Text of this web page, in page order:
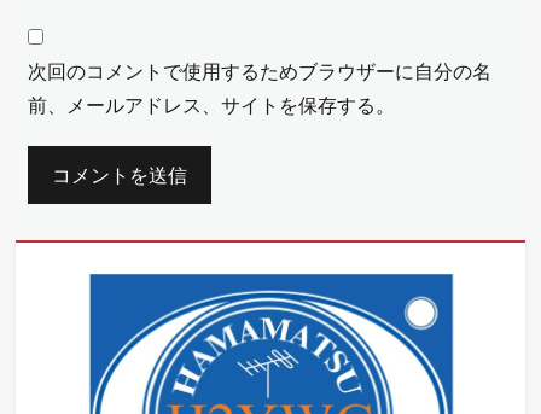
次回のコメントで使用するためブラウザーに自分の名
前、メールアドレス、サイトを保存する。